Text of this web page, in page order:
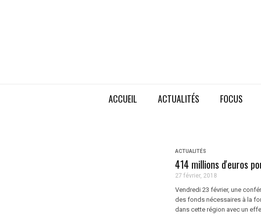
ACCUEIL ACTUALITÉS FOCUS
ACTUALITÉS
414 millions d'euros
27 février, 2018
Vendredi 23 février, une
des fonds nécessaires à la
dans cette région avec un